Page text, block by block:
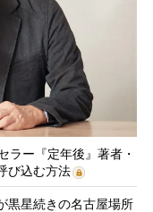
ラー『定年後』著者・
び込む方法
黒星続きの名古屋場所